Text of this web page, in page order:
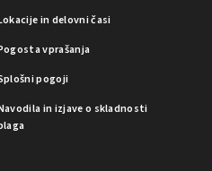
in delovni časi
vprašanja
pogoji
in izjave o skladnosti